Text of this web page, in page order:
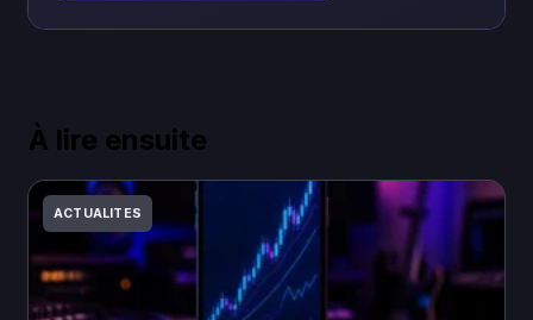
À lire ensuite
ACTUALITES